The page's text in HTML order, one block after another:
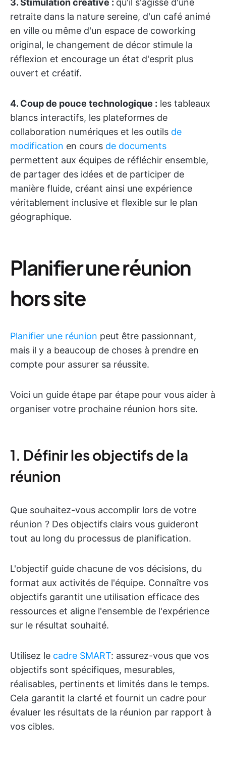
3. Stimulation créative : qu'il s'agisse d'une
retraite dans la nature sereine, d'un café animé
en ville ou même d'un espace de coworking
original, le changement de décor stimule la
réflexion et encourage un état d'esprit plus
ouvert et créatif.
4. Coup de pouce technologique : les tableaux
blancs interactifs, les plateformes de
collaboration numériques et les outils de
modification en cours de documents
permettent aux équipes de réfléchir ensemble,
de partager des idées et de participer de
manière fluide, créant ainsi une expérience
véritablement inclusive et flexible sur le plan
géographique.
Planifier une réunion
hors site
Planifier une réunion peut être passionnant,
mais il y a beaucoup de choses à prendre en
compte pour assurer sa réussite.
Voici un guide étape par étape pour vous aider à
organiser votre prochaine réunion hors site.
1. Définir les objectifs de la
réunion
Que souhaitez-vous accomplir lors de votre
réunion ? Des objectifs clairs vous guideront
tout au long du processus de planification.
L'objectif guide chacune de vos décisions, du
format aux activités de l'équipe. Connaître vos
objectifs garantit une utilisation efficace des
ressources et aligne l'ensemble de l'expérience
sur le résultat souhaité.
Utilisez le cadre SMART: assurez-vous que vos
objectifs sont spécifiques, mesurables,
réalisables, pertinents et limités dans le temps.
Cela garantit la clarté et fournit un cadre pour
évaluer les résultats de la réunion par rapport à
vos cibles.